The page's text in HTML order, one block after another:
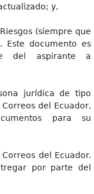
y,
(siempre que
Este documento es
del aspirante a
jurídica de tipo
del Ecuador,
para su
del Ecuador.
por parte del